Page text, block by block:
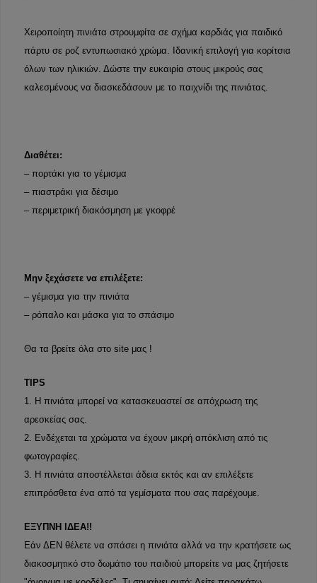
Χειροποίητη πινιάτα στρουμφίτα σε σχήμα καρδιάς για παιδικό
πάρτυ σε ροζ εντυπωσιακό χρώμα. Ιδανική επιλογή για κορίτσια
όλων των ηλικιών. Δώστε την ευκαιρία στους μικρούς σας
καλεσμένους να διασκεδάσουν με το παιχνίδι της πινιάτας.
Διαθέτει:
– πορτάκι για το γέμισμα
– πιαστράκι για δέσιμο
– περιμετρική διακόσμηση με γκοφρέ
Μην ξεχάσετε να επιλέξετε:
– γέμισμα για την πινιάτα
– ρόπαλο και μάσκα για το σπάσιμο
Θα τα βρείτε όλα στο site μας !
TIPS
1. Η πινιάτα μπορεί να κατασκευαστεί σε απόχρωση της
αρεσκείας σας.
2. Ενδέχεται τα χρώματα να έχουν μικρή απόκλιση από τις
φωτογραφίες.
3. Η πινιάτα αποστέλλεται άδεια εκτός και αν επιλέξετε
επιπρόσθετα ένα από τα γεμίσματα που σας παρέχουμε.
ΕΞΥΠΝΗ ΙΔΕΑ!!
Εάν ΔΕΝ θέλετε να σπάσει η πινιάτα αλλά να την κρατήσετε ως
διακοσμητικό στο δωμάτιο του παιδιού μπορείτε να μας ζητήσετε